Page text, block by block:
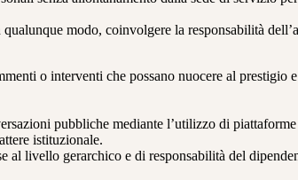
modo, coinvolgere la responsabilità
o interventi che possano nuocere al prestigio
pubbliche mediante l’utilizzo di
istituzionale.
livello gerarchico e di responsabilità del